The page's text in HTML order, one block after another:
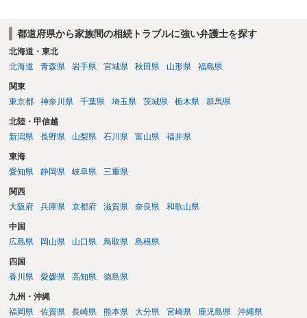
都道府県から家族間の相続トラブルに強い弁護士を探す
北海道・東北
北海道
青森県 岩手県 宮城県 秋田県 山形県 福島県
関東
東京都
神奈川県 千葉県 埼玉県 茨城県 栃木県 群馬県
北陸・甲信越
新潟県
長野県 山梨県 石川県 富山県 福井県
東海
愛知県
静岡県 岐阜県 三重県
関西
大阪府
兵庫県 京都府 滋賀県 奈良県 和歌山県
中国
広島県
岡山県 山口県 鳥取県 島根県
四国
香川県
愛媛県 高知県 徳島県
九州・沖縄
福岡県
佐賀県 長崎県 熊本県 大分県 宮崎県 鹿児島県 沖縄県